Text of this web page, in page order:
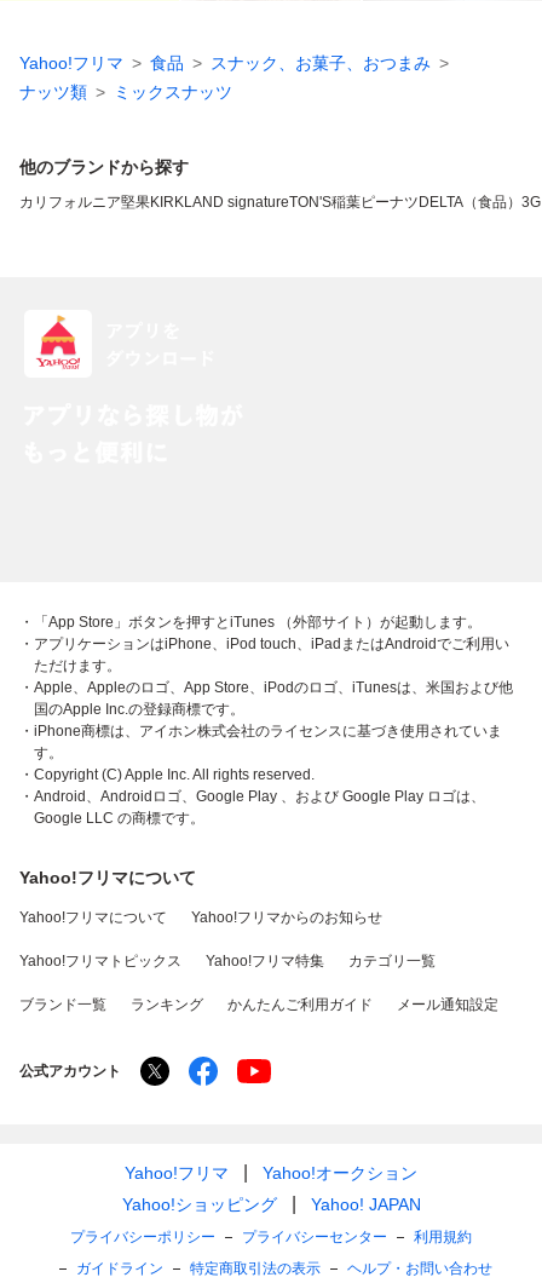
Yahoo!フリマ 食品
スナック、お菓子、おつまみ
ナッツ類
ミックスナッツ
他のブランドから探す
カリフォルニア堅果KIRKLAND signatureTON'S稲葉ピーナツ DELTA（食品）
・「App Store」ボタンを押すとiTunes （外部サイト）が起動します。
・アプリケーションはiPhone、iPod touch、iPadまたはAndroidでご利用い
ただけます。
・Apple、Appleのロゴ、App Store、iPodのロゴ、iTunesは、米国および他
国のApple Inc.の登録商標です。
・iPhone商標は、アイホン株式会社のライセンスに基づき使用されていま
す。
・Copyright (C) Apple Inc. All rights reserved.
・Android、Androidロゴ、Google Play 、および Google Play ロゴは、
Google LLC の商標です。
Yahoo!フリマについて
Yahoo!フリマについて Yahoo!フリマからのお知らせ
Yahoo!フリマトピックス Yahoo!フリマ特集 カテゴリ一覧
ブランド一覧 ランキング かんたんご利用ガイド メール通知設定
公式アカウント
Yahoo!フリマ
Yahoo!オークション
Yahoo!ショッピング
Yahoo! JAPAN
プライバシーポリシー プライバシーセンター
利用規約
ガイドライン
特定商取引法の表示 ヘルプ・お問い合わせ